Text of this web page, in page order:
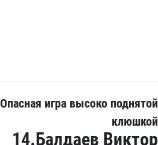
Опасная игра высоко поднятой
клюшкой
14.Балдаев Виктор